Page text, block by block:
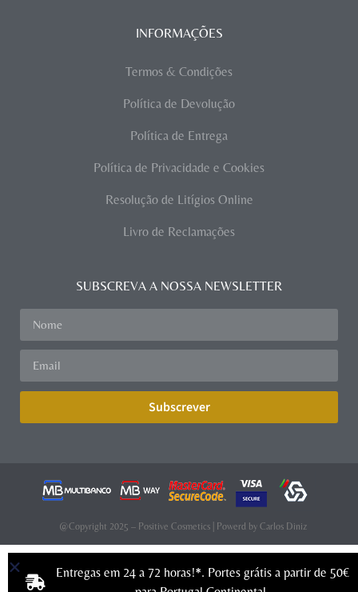
INFORMAÇÕES
Termos & Condições
Política de Devolução
Política de Entrega
Política de Privacidade e Cookies
Resolução de Litígios Online
Livro de Reclamações
SUBSCREVA A NOSSA NEWSLETTER
Subscrever
@Copyright 2025 – Positive Cosmetics | Powerd by Carlos Diniz
Entregas em 24 a 72 horas!*. Portes grátis a partir de 50€